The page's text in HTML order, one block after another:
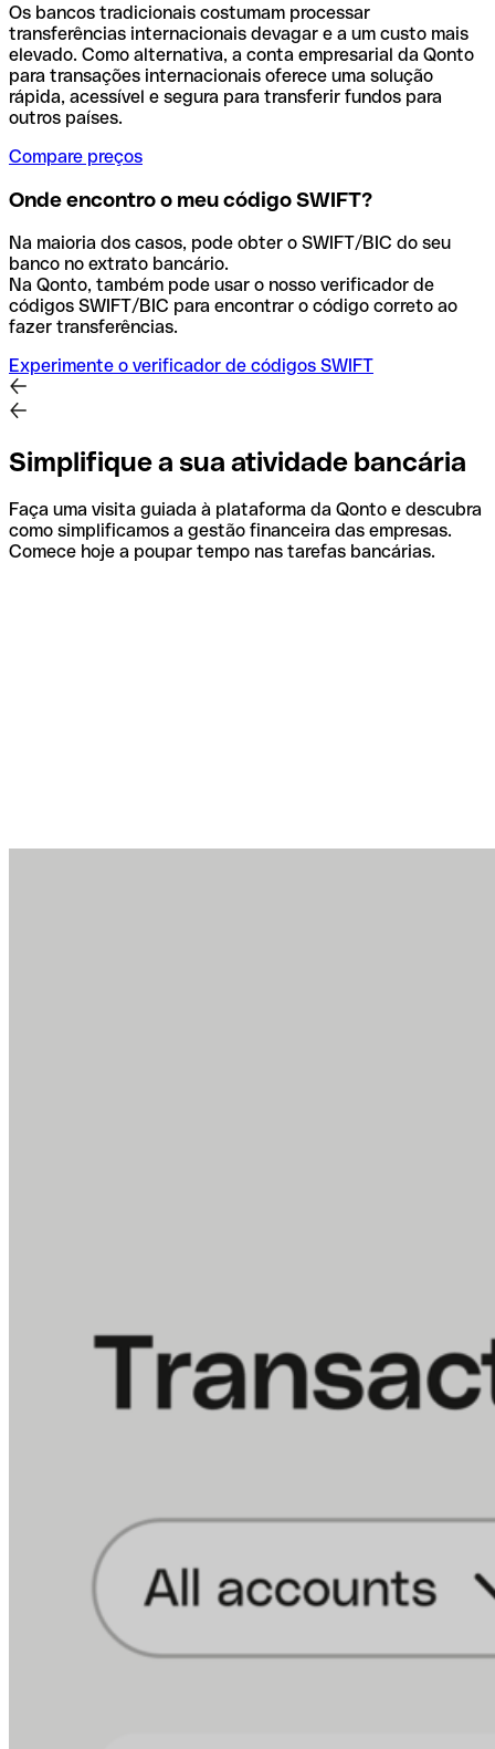
Os bancos tradicionais costumam processar
transferências internacionais devagar e a um custo mais
elevado. Como alternativa, a conta empresarial da Qonto
para transações internacionais oferece uma solução
rápida, acessível e segura para transferir fundos para
outros países.
Compare preços
Onde encontro o meu código SWIFT?
Na maioria dos casos, pode obter o SWIFT/BIC do seu
banco no extrato bancário.
Na Qonto, também pode usar o nosso verificador de
códigos SWIFT/BIC para encontrar o código correto ao
fazer transferências.
Experimente o verificador de códigos SWIFT
Simplifique a sua atividade bancária
Faça uma visita guiada à plataforma da Qonto e descubra
como simplificamos a gestão financeira das empresas.
Comece hoje a poupar tempo nas tarefas bancárias.